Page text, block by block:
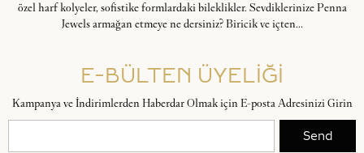
özel harf kolyeler, sofistike formlardaki bileklikler. Sevdiklerinize Penna
Jewels armağan etmeye ne dersiniz? Biricik ve içten...
E-BÜLTEN ÜYELİĞİ
Kampanya ve İndirimlerden Haberdar Olmak için E-posta Adresinizi Girin
Send